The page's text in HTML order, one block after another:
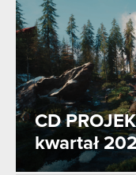
CD
kwartał